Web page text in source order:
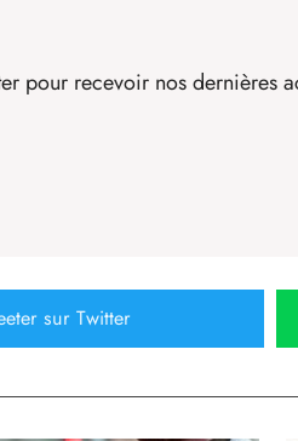
pour recevoir nos dernières
sur Twitter